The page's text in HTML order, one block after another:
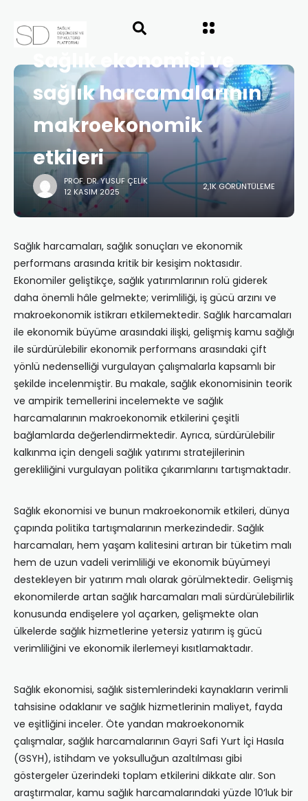
KONULARI
GELECEK PERSPEKTIFLERI"
SAYI 67
Sağlık ekonomisi ve
sağlık harcamalarının
makroekonomik
etkileri
PROF. DR. YUSUF ÇELIK
12 KASIM 2025
2,1K GÖRÜNTÜLEME
Sağlık harcamaları, sağlık sonuçları ve ekonomik
performans arasında kritik bir kesişim noktasıdır.
Ekonomiler geliştikçe, sağlık yatırımlarının rolü giderek
daha önemli hâle gelmekte; verimliliği, iş gücü arzını ve
makroekonomik istikrarı etkilemektedir. Sağlık harcamaları
ile ekonomik büyüme arasındaki ilişki, gelişmiş kamu sağlığı
ile sürdürülebilir ekonomik performans arasındaki çift
yönlü nedenselliği vurgulayan çalışmalarla kapsamlı bir
şekilde incelenmiştir. Bu makale, sağlık ekonomisinin teorik
ve ampirik temellerini incelemekte ve sağlık
harcamalarının makroekonomik etkilerini çeşitli
bağlamlarda değerlendirmektedir. Ayrıca, sürdürülebilir
kalkınma için dengeli sağlık yatırımı stratejilerinin
gerekliliğini vurgulayan politika çıkarımlarını tartışmaktadır.
Sağlık ekonomisi ve bunun makroekonomik etkileri, dünya
çapında politika tartışmalarının merkezindedir. Sağlık
harcamaları, hem yaşam kalitesini artıran bir tüketim malı
hem de uzun vadeli verimliliği ve ekonomik büyümeyi
destekleyen bir yatırım malı olarak görülmektedir. Gelişmiş
ekonomilerde artan sağlık harcamaları mali sürdürülebilirlik
konusunda endişelere yol açarken, gelişmekte olan
ülkelerde sağlık hizmetlerine yetersiz yatırım iş gücü
verimliliğini ve ekonomik ilerlemeyi kısıtlamaktadır.
Sağlık ekonomisi, sağlık sistemlerindeki kaynakların verimli
tahsisine odaklanır ve sağlık hizmetlerinin maliyet, fayda
ve eşitliğini inceler. Öte yandan makroekonomik
çalışmalar, sağlık harcamalarının Gayri Safi Yurt İçi Hasıla
(GSYH), istihdam ve yoksulluğun azaltılması gibi
göstergeler üzerindeki toplam etkilerini dikkate alır. Son
araştırmalar, kamu sağlık harcamalarındaki yüzde 10’luk bir